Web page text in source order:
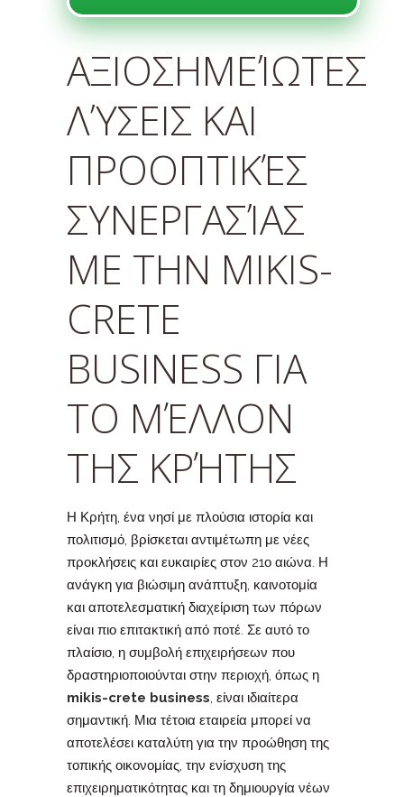
ΑΞΙΟΣΗΜΕΊΩΤΕΣ
ΛΎΣΕΙΣ ΚΑΙ
ΠΡΟΟΠΤΙΚΈΣ
ΣΥΝΕΡΓΑΣΊΑΣ
ΜΕ ΤΗΝ MIKIS-
CRETE
BUSINESS ΓΙΑ
ΤΟ ΜΈΛΛΟΝ
ΤΗΣ ΚΡΉΤΗΣ
Η Κρήτη, ένα νησί με πλούσια ιστορία και
πολιτισμό, βρίσκεται αντιμέτωπη με νέες
προκλήσεις και ευκαιρίες στον 21ο αιώνα. Η
ανάγκη για βιώσιμη ανάπτυξη, καινοτομία
και αποτελεσματική διαχείριση των πόρων
είναι πιο επιτακτική από ποτέ. Σε αυτό το
πλαίσιο, η συμβολή επιχειρήσεων που
δραστηριοποιούνται στην περιοχή, όπως η
mikis-crete business, είναι ιδιαίτερα
σημαντική. Μια τέτοια εταιρεία μπορεί να
αποτελέσει καταλύτη για την προώθηση της
τοπικής οικονομίας, την ενίσχυση της
επιχειρηματικότητας και τη δημιουργία νέων